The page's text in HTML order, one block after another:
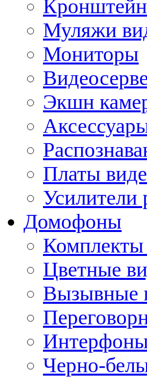
Муляжи
Мониторы
Экшн
Платы
Усилители
Домофоны
Цветные
Вызывные
Черно-